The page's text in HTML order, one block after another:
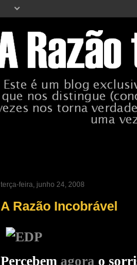
terça-feira, junho 24, 2008
A Razão Incobrável
Percebem agora o